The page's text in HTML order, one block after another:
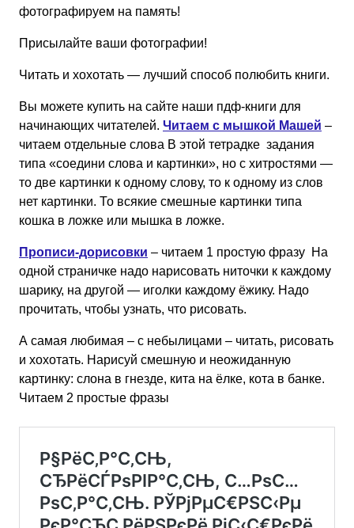
фотографируем на память!
Присылайте ваши фотографии!
Читать и хохотать — лучший способ полюбить книги.
Вы можете купить на сайте наши пдф-книги для
начинающих читателей. Читаем с мышкой Машей –
читаем отдельные слова В этой тетрадке задания
типа «соедини слова и картинки», но с хитростями —
то две картинки к одному слову, то к одному из слов
нет картинки. То всякие смешные картинки типа
кошка в ложке или мышка в ложке.
Прописи-дорисовки – читаем 1 простую фразу На
одной страничке надо нарисовать ниточки к каждому
шарику, на другой — иголки каждому ёжику. Надо
прочитать, чтобы узнать, что рисовать.
А самая любимая – с небылицами – читать, рисовать
и хохотать. Нарисуй смешную и неожиданную
картинку: слона в гнезде, кита на ёлке, кота в банке.
Читаем 2 простые фразы